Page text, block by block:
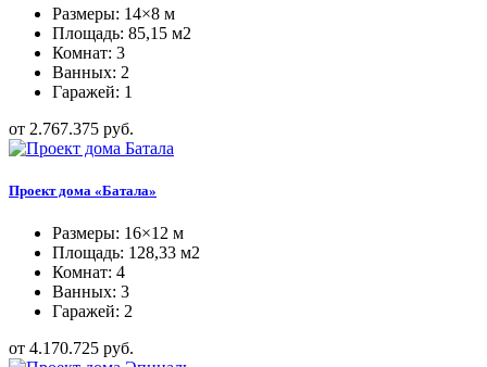
Размеры: 14×8 м
Площадь: 85,15 м2
Комнат: 3
Ванных: 2
Гаражей: 1
от 2.767.375 руб.
Проект дома «Батала»
Размеры: 16×12 м
Площадь: 128,33 м2
Комнат: 4
Ванных: 3
Гаражей: 2
от 4.170.725 руб.